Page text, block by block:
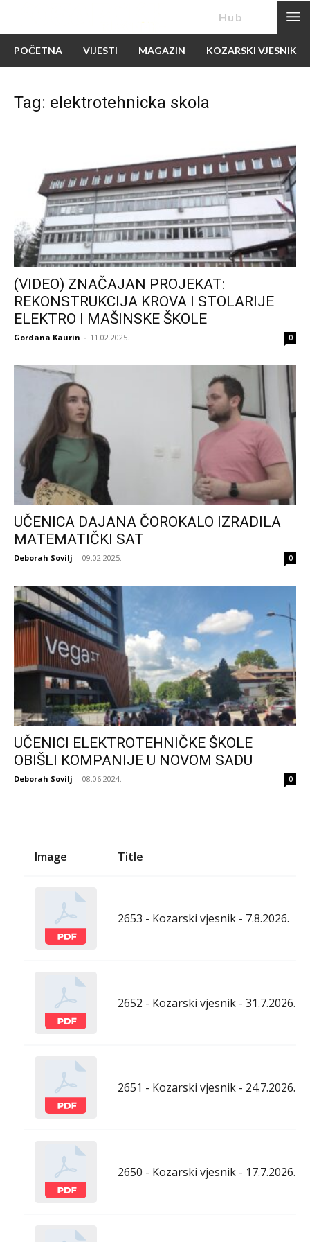
Hub
POČETNA VIJESTI MAGAZIN KOZARSKI VJESNIK
Tag: elektrotehnicka skola
(VIDEO) ZNAČAJAN PROJEKAT:
REKONSTRUKCIJA KROVA I STOLARIJE
ELEKTRO I MAŠINSKE ŠKOLE
Gordana Kaurin - 11.02.2025. 0
UČENICA DAJANA ČOROKALO IZRADILA
MATEMATIČKI SAT
Deborah Sovilj - 09.02.2025. 0
UČENICI ELEKTROTEHNIČKE ŠKOLE
OBIŠLI KOMPANIJE U NOVOM SADU
Deborah Sovilj - 08.06.2024. 0
Image Title
2653 - Kozarski vjesnik - 7.8.2026.
2652 - Kozarski vjesnik - 31.7.2026.
2651 - Kozarski vjesnik - 24.7.2026.
2650 - Kozarski vjesnik - 17.7.2026.